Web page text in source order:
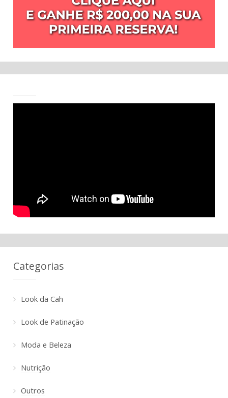
Categorias
Look da Cah
Look de Patinação
Moda e Beleza
Nutrição
Outros